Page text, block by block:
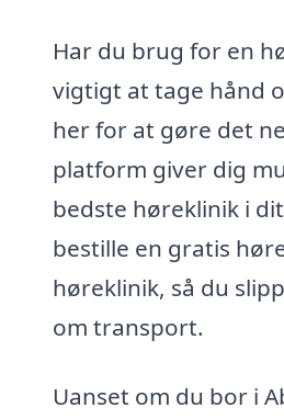
Har du brug for en
vigtigt at tage hånd
her for at gøre det
platform giver dig
bedste høreklinik i
bestille en gratis
høreklinik, så du
om transport.
Uanset om du bor i